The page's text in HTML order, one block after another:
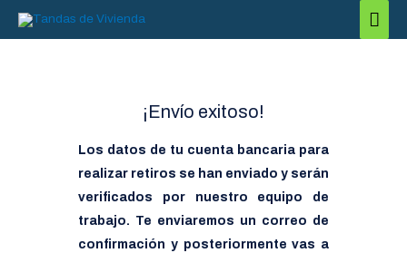
¡Envío exitoso!
Los datos de tu cuenta bancaria para
realizar retiros se han enviado y serán
verificados por nuestro equipo de
trabajo. Te enviaremos un correo de
confirmación y posteriormente vas a